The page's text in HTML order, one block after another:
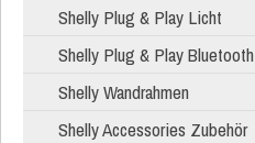
Shelly Plug & Play Licht
Shelly Plug & Play Bluetooth
Shelly Wandrahmen
Shelly Accessories Zubehör